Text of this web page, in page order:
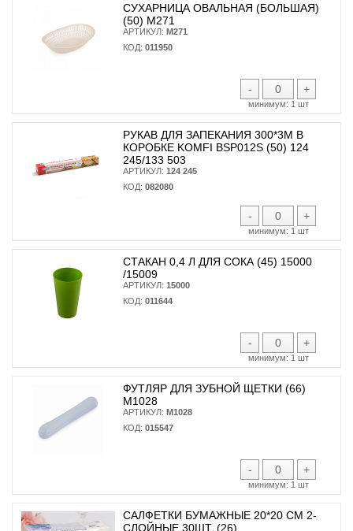
СУХАРНИЦА ОВАЛЬНАЯ (БОЛЬШАЯ)
(50) М271
АРТИКУЛ: М271
КОД: 011950
- +
минимум: 1 шт
РУКАВ ДЛЯ ЗАПЕКАНИЯ 300*3М В
КОРОБКЕ KOMFI BSP012S (50) 124
245/133 503
АРТИКУЛ: 124 245
КОД: 082080
- +
минимум: 1 шт
СТАКАН 0,4 Л ДЛЯ СОКА (45) 15000
/15009
АРТИКУЛ: 15000
КОД: 011644
- +
минимум: 1 шт
ФУТЛЯР ДЛЯ ЗУБНОЙ ЩЕТКИ (66)
М1028
АРТИКУЛ: М1028
КОД: 015547
- +
минимум: 1 шт
САЛФЕТКИ БУМАЖНЫЕ 20*20 СМ 2-
СЛОЙНЫЕ 30ШТ. (26)